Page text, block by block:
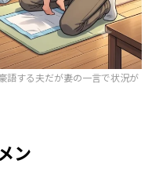
語する夫だが妻の一言で状況が
ン